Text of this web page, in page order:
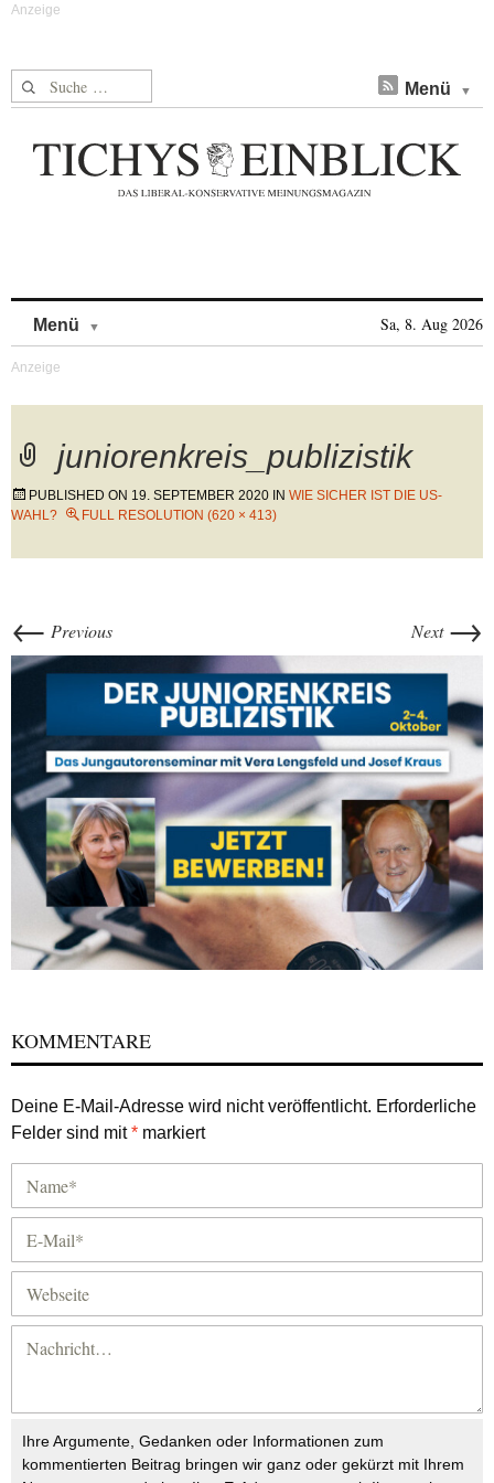
Suche nach: Menü
Menü Sa, 8. Aug 2026
juniorenkreis_publizistik
PUBLISHED ON 19. SEPTEMBER 2020 IN WIE SICHER IST DIE US-
WAHL?
FULL RESOLUTION (620 × 413)
← Previous Next →
KOMMENTARE
Deine E-Mail-Adresse wird nicht veröffentlicht. Erforderliche
Felder sind mit* markiert
Ihre Argumente, Gedanken oder Informationen zum
kommentierten Beitrag bringen wir ganz oder gekürzt mit Ihrem